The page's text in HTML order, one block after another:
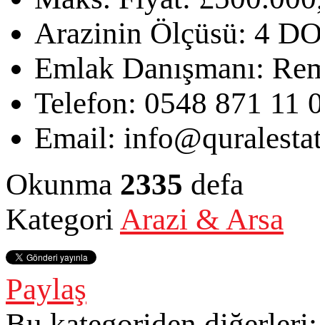
Arazinin Ölçüsü: 4
Emlak Danışmanı:
Telefon: 0548 871 11
Email:
Okunma 2335 defa
Kategori Arazi & Arsa
Paylaş